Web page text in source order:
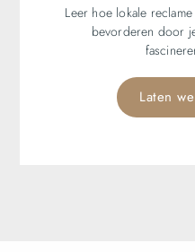
Leer hoe lokale
bevorderen door
Laten